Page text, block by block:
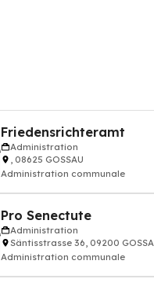
Friedensrichteramt
Administration
, 08625 GOSSAU
Administration communale
Pro Senectute
Administration
Säntisstrasse 36, 09200
Administration communale